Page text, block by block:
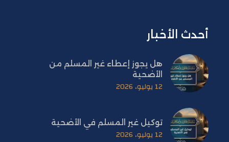
أحدث الأخبار
هل يجوز إعطاء غير المسلم من
الأضحية
12 يوليو، 2026
توكيل غير المسلم في الأضحية
12 يوليو، 2026